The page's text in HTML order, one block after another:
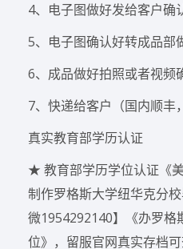
4、电子图做好发给客户确
5、电子图确认好转成品部
6、成品做好拍照或者视频
7、快递给客户（国内顺丰
真实教育部学历认证
★ 教育部学历学位认证《
制作罗格斯大学纽华克分
微1954292140】《办罗格
位》，留服官网真实存档可